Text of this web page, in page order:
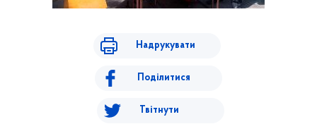
Надрукувати
Поділитися
Твітнути